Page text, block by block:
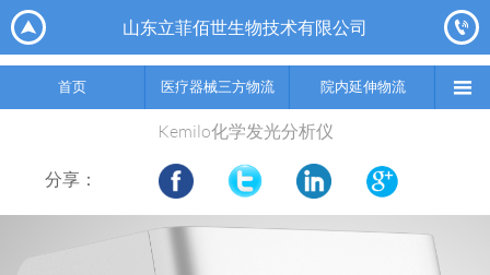
 山东立菲佰世生物技术有限公司 
首页 医疗器械三方物流 院内延伸物流

Kemilo化学发光分析仪
分享：

首页

医疗器械三方物流
 
实验室集成综合服务 供应链